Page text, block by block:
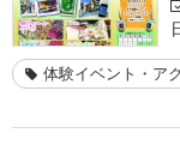
体験イベント・ア